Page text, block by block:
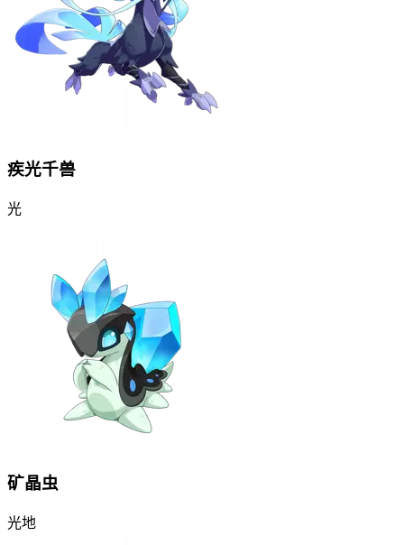
疾光千兽
光
矿晶虫
光地